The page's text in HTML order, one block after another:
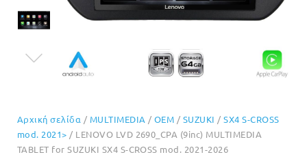
Αρχική σελίδα / MULTIMEDIA / OEM / SUZUKI /SX4 S-CROSS
mod. 2021> / LENOVO LVD 2690_CPA (9inc) MULTIMEDIA
TABLET for SUZUKI SΧ4 S-CROSS mod. 2021-2026